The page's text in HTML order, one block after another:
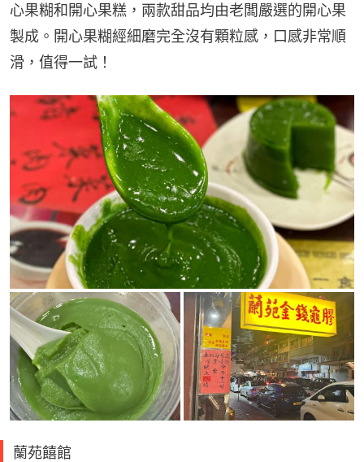
心果糊和開心果糕，兩款甜品均由老闆嚴選的開心果
製成。開心果糊經細磨完全沒有顆粒感，口感非常順
滑，值得一試！
蘭苑饎館